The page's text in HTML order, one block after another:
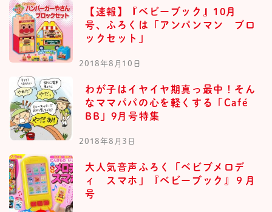
【速報】『ベビーブック』10月
号、ふろくは「アンパンマン ブロ
ックセット」
2018年8月10日
わが子はイヤイヤ期真っ最中！そん
なママパパの心を軽くする「Café
BB」9月号特集
2018年8月3日
大人気音声ふろく「ベビブメロデ
ィ スマホ」『ベビーブック』９月
号